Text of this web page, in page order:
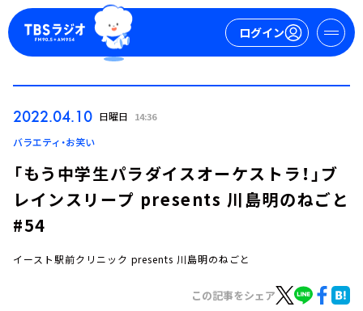
ログイン
ログイン
2022.04.10 日曜日 14:36
バラエティ・お笑い
「もう中学生パラダイスオーケストラ！」ブ
レインスリープ presents 川島明のねごと
#54
イースト駅前クリニック presents 川島明のねごと
この記事をシェア